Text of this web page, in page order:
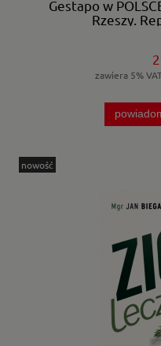
Gestapo w
Rzeszy.
zawiera 5%
nowość